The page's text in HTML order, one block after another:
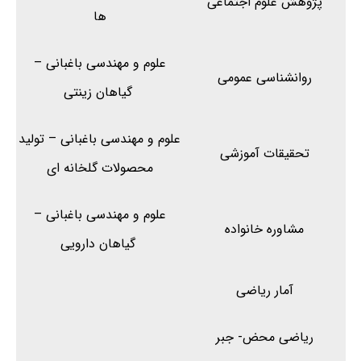
ها
روانشناسی عمومی
علوم و مهندسی باغبانی –
گیاهان زینتی
تحقیقات آموزشی
علوم و مهندسی باغبانی – تولید
محصولات گلخانه ای
مشاوره خانواده
علوم و مهندسی باغبانی –
گیاهان دارویی
آمار ریاضی
ریاضی محض- جبر